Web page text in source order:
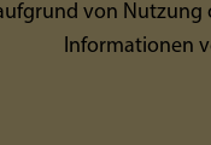
von
Informationen